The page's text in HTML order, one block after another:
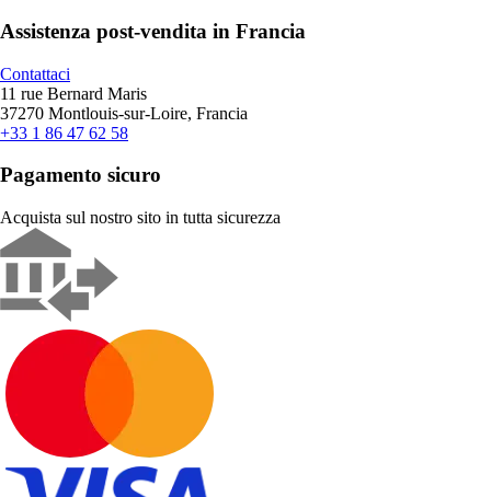
Assistenza post-vendita in Francia
Contattaci
11 rue Bernard Maris
37270 Montlouis-sur-Loire, Francia
+33 1 86 47 62 58
Pagamento sicuro
Acquista sul nostro sito in tutta sicurezza